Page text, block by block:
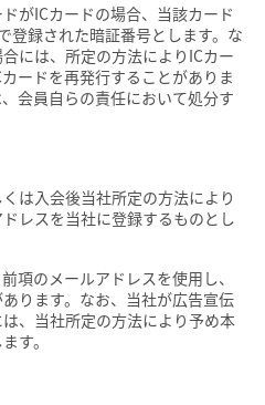
がICカードの場合、当該カード
登録された暗証番号とします。な
には、所定の方法によりICカー
ードを再発行することがありま
会員自らの責任において処分す
は入会後当社所定の方法により
レスを当社に登録するものとし
項のメールアドレスを使用し、
ります。なお、当社が広告宣伝
、当社所定の方法により予め本
す。